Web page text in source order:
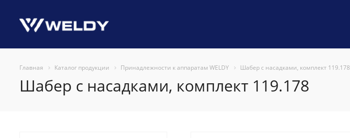
Главная Каталог продукции Принадлежности к аппаратам WELDY Шабер с насадками, комплект 119.178
Шабер с насадками, комплект 119.178